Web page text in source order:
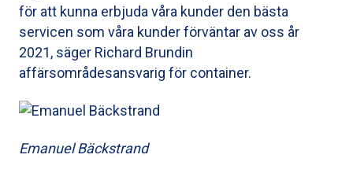
för att kunna erbjuda våra kunder den bästa
servicen som våra kunder förväntar av oss år
2021, säger Richard Brundin
affärsområdesansvarig för container.
Emanuel Bäckstrand